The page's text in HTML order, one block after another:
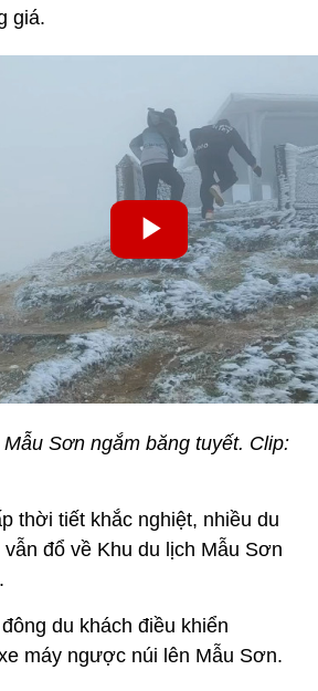
giá.
Sơn ngắm băng tuyết. Clip:
thời tiết khắc nghiệt, nhiều du
đổ về Khu du lịch Mẫu Sơn
du khách điều khiển
máy ngược núi lên Mẫu Sơn.